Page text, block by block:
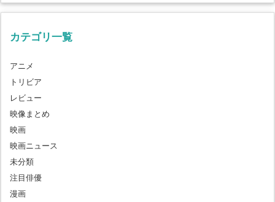
カテゴリ一覧
アニメ
トリビア
レビュー
映像まとめ
映画
映画ニュース
未分類
注目俳優
漫画